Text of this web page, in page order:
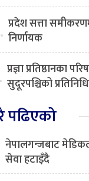
प्रदेश सत्ता
निर्णायक
प्रज्ञा प्रतिष्ठानका
सुदूरपश्चिको
पढिएको
नेपालगन्जबाट
सेवा हटाइँदै